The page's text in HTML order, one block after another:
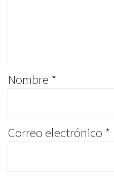
Nombre *
Correo electrónico *